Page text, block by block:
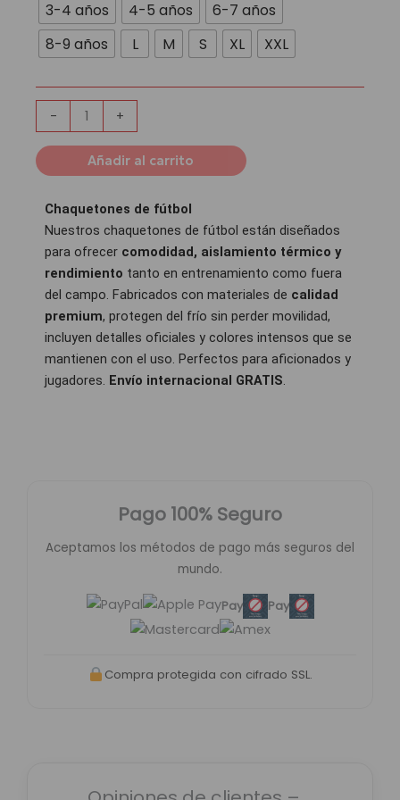
3-4 años
4-5 años
6-7 años
8-9 años
L M S XL XXL
- +
Añadir al carrito
Chaquetones de fútbol
Nuestros chaquetones de fútbol están diseñados
para ofrecer comodidad, aislamiento térmico y
rendimiento tanto en entrenamiento como fuera
del campo. Fabricados con materiales de calidad
premium, protegen del frío sin perder movilidad,
incluyen detalles oficiales y colores intensos que se
mantienen con el uso. Perfectos para aficionados y
jugadores. Envío internacional GRATIS
Pago 100% Seguro
Aceptamos los métodos de pago más seguros del
mundo.
Pay Pay
Compra protegida con cifrado SSL.